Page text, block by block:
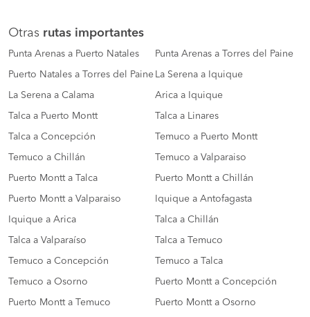
Otras rutas importantes
Punta Arenas a Puerto Natales Punta Arenas a Torres del Paine
Puerto Natales a Torres del Paine La Serena a Iquique
La Serena a Calama Arica a Iquique
Talca a Puerto Montt Talca a Linares
Talca a Concepción Temuco a Puerto Montt
Temuco a Chillán Temuco a Valparaiso
Puerto Montt a Talca Puerto Montt a Chillán
Puerto Montt a Valparaiso Iquique a Antofagasta
Iquique a Arica Talca a Chillán
Talca a Valparaíso Talca a Temuco
Temuco a Concepción Temuco a Talca
Temuco a Osorno Puerto Montt a Concepción
Puerto Montt a Temuco Puerto Montt a Osorno